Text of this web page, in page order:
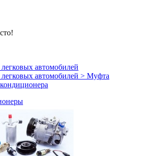
легковых автомобилей
легковых автомобилей > Муфта